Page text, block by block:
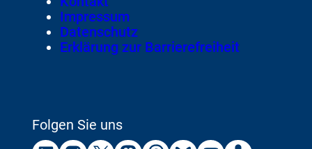
Impressum
Datenschutz
Erklärung zur Barrierefreiheit
Folgen Sie uns
ExternerExternerExternerExternerExternerExternerExternerExterner